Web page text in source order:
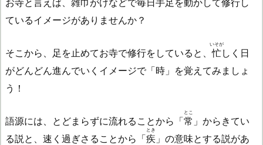
お寺と言えば、 雑巾 がけなどで毎日手足を動かして修行し
ているイメージがありませんか？
そこから、足を止めてお寺で修行をしていると、忙
いそが
しく日
がどんどん進んでいくイメージで「時」を覚えてみましょ
う！
語源には、とどまらずに流れることから「常
とこ
」からきてい
る説と、速く過ぎさることから「疾
とき
」の意味とする説があ